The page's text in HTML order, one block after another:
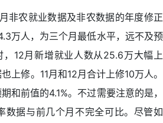
非农就业数据及非农数据的年度修正
万人，为三个月最低水平，远不及预
，12月新增就业人数从25.6万大幅上
上修。11月和12月合计上修10万人。
和前值的4.1%。不过需要注意的是，
数据与前几个月不完全可比。尽管如